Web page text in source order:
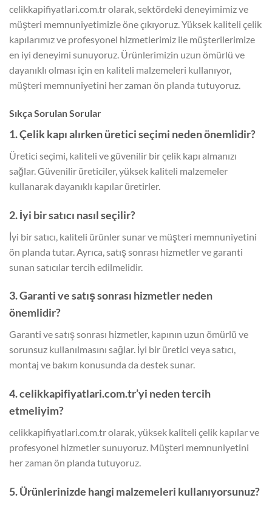
celikkapifiyatlari.com.tr olarak, sektördeki deneyimimiz ve
müşteri memnuniyetimizle öne çıkıyoruz. Yüksek kaliteli çelik
kapılarımız ve profesyonel hizmetlerimiz ile müşterilerimize
en iyi deneyimi sunuyoruz. Ürünlerimizin uzun ömürlü ve
dayanıklı olması için en kaliteli malzemeleri kullanıyor,
müşteri memnuniyetini her zaman ön planda tutuyoruz.
Sıkça Sorulan Sorular
1. Çelik kapı alırken üretici seçimi neden önemlidir?
Üretici seçimi, kaliteli ve güvenilir bir çelik kapı almanızı
sağlar. Güvenilir üreticiler, yüksek kaliteli malzemeler
kullanarak dayanıklı kapılar üretirler.
2. İyi bir satıcı nasıl seçilir?
İyi bir satıcı, kaliteli ürünler sunar ve müşteri memnuniyetini
ön planda tutar. Ayrıca, satış sonrası hizmetler ve garanti
sunan satıcılar tercih edilmelidir.
3. Garanti ve satış sonrası hizmetler neden
önemlidir?
Garanti ve satış sonrası hizmetler, kapının uzun ömürlü ve
sorunsuz kullanılmasını sağlar. İyi bir üretici veya satıcı,
montaj ve bakım konusunda da destek sunar.
4. celikkapifiyatlari.com.tr’yi neden tercih
etmeliyim?
celikkapifiyatlari.com.tr olarak, yüksek kaliteli çelik kapılar ve
profesyonel hizmetler sunuyoruz. Müşteri memnuniyetini
her zaman ön planda tutuyoruz.
5. Ürünlerinizde hangi malzemeleri kullanıyorsunuz?